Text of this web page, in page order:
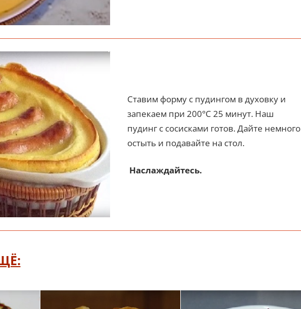
Ставим форму с пудингом в духовку и
запекаем при 200°С 25 минут. Наш
пудинг с сосисками готов. Дайте немного
остыть и подавайте на стол.
Наслаждайтесь.